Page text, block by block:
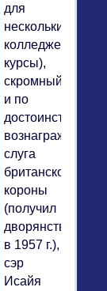
для
нескольких
колледжей
курсы),
скромный
и по
достоинству
слуга
британской
короны
(получил
дворянство
в 1957 г.),
сэр
Исайя